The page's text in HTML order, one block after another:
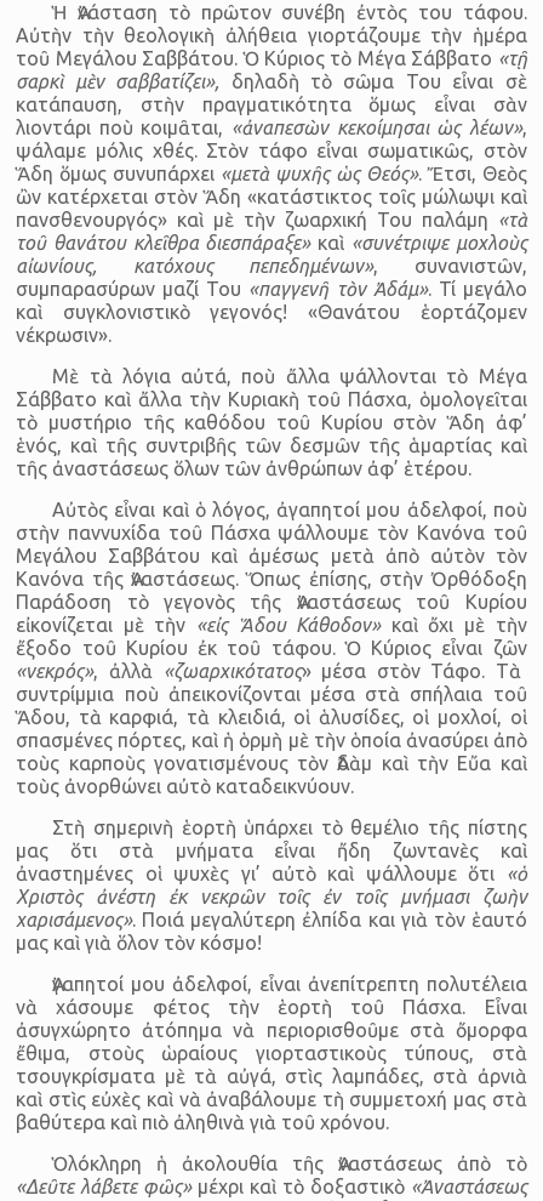
Ἡ Ἀνάσταση τὸ πρῶτον συνέβη ἐντὸς του τάφου.
Αὐτὴν τὴν θεολογικὴ ἀλήθεια γιορτάζουμε τὴν ἡμέρα
τοῦ Μεγάλου Σαββάτου. Ὁ Κύριος τὸ Μέγα Σάββατο «τῇ
σαρκὶ μὲν σαββατίζει», δηλαδὴ τὸ σῶμα Του εἶναι σὲ
κατάπαυση, στὴν πραγματικότητα ὅμως εἶναι σὰν
λιοντάρι ποὺ κοιμᾶται, «ἀναπεσὼν κεκοίμησαι ὡς λέων»,
ψάλαμε μόλις χθές. Στὸν τάφο εἶναι σωματικῶς, στὸν
Ἅδη ὅμως συνυπάρχει «μετὰ ψυχῆς ὡς Θεός». Ἔτσι, Θεὸς
ὢν κατέρχεται στὸν Ἅδη «κατάστικτος τοῖς μώλωψι καὶ
πανσθενουργός» καὶ μὲ τὴν ζωαρχική Του παλάμη «τὰ
τοῦ θανάτου κλεῖθρα διεσπάραξε»καὶ «συνέτριψε μοχλοὺς
αἰωνίους, κατόχους πεπεδημένων», συνανιστῶν,
συμπαρασύρων μαζί Του «παγγενῆ τὸν Ἀδάμ». Τί μεγάλο
καὶ συγκλονιστικὸ γεγονός! «Θανάτου ἑορτάζομεν
νέκρωσιν».
Μὲ τὰ λόγια αὐτά, ποὺ ἄλλα ψάλλονται τὸ Μέγα
Σάββατο καὶ ἄλλα τὴν Κυριακὴ τοῦ Πάσχα, ὁμολογεῖται
τὸ μυστήριο τῆς καθόδου τοῦ Κυρίου στὸν Ἅδη ἀφ’
ἑνός, καὶ τῆς συντριβῆς τῶν δεσμῶν τῆς ἁμαρτίας καὶ
τῆς ἀναστάσεως ὅλων τῶν ἀνθρώπων ἀφ’ ἑτέρου.
Αὐτὸς εἶναι καὶ ὁ λόγος, ἀγαπητοί μου ἀδελφοί, ποὺ
στὴν παννυχίδα τοῦ Πάσχα ψάλλουμε τὸν Κανόνα τοῦ
Μεγάλου Σαββάτου καὶ ἀμέσως μετὰ ἀπὸ αὐτὸν τὸν
Κανόνα τῆς Ἀναστάσεως. Ὅπως ἐπίσης, στὴν Ὀρθόδοξη
Παράδοση τὸ γεγονὸς τῆς Ἀναστάσεως τοῦ Κυρίου
εἰκονίζεται μὲ τὴν «εἰς Ἅδου Κάθοδον»καὶ ὄχι μὲ τὴν
ἔξοδο τοῦ Κυρίου ἐκ τοῦ τάφου. Ὁ Κύριος εἶναι ζῶν
«νεκρός», ἀλλὰ «ζωαρχικότατος» μέσα στὸν Τάφο. Τὰ
συντρίμμια ποὺ ἀπεικονίζονται μέσα στὰ σπήλαια τοῦ
Ἅδου, τὰ καρφιά, τὰ κλειδιά, οἱ ἁλυσίδες, οἱ μοχλοί, οἱ
σπασμένες πόρτες, καὶ ἡ ὁρμὴ μὲ τὴν ὁποία ἀνασύρει ἀπὸ
τοὺς καρποὺς γονατισμένους τὸν Ἀδὰμ καὶ τὴν Εὔα καὶ
τοὺς ἀνορθώνει αὐτὸ καταδεικνύουν.
Στὴ σημερινὴ ἑορτὴ ὑπάρχει τὸ θεμέλιο τῆς πίστης
μας ὅτι στὰ μνήματα εἶναι ἤδη ζωντανὲς καὶ
ἀναστημένες οἱ ψυχὲς γι’ αὐτὸ καὶ ψάλλουμε ὅτι «ὁ
Χριστὸς ἀνέστη ἐκ νεκρῶν τοῖς ἐν τοῖς μνήμασι ζωὴν
χαρισάμενος». Ποιά μεγαλύτερη ἐλπίδα και γιὰ τὸν ἑαυτό
μας καὶ γιὰ ὅλον τὸν κόσμο!
Ἀγαπητοί μου ἀδελφοί, εἶναι ἀνεπίτρεπτη πολυτέλεια
νὰ χάσουμε φέτος τὴν ἑορτὴ τοῦ Πάσχα. Εἶναι
ἀσυγχώρητο ἀτόπημα νὰ περιορισθοῦμε στὰ ὄμορφα
ἔθιμα, στοὺς ὡραίους γιορταστικοὺς τύπους, στὰ
τσουγκρίσματα μὲ τὰ αὐγά, στὶς λαμπάδες, στὰ ἀρνιὰ
καὶ στὶς εὐχὲς καὶ νὰ ἀναβάλουμε τὴ συμμετοχή μας στὰ
βαθύτερα καὶ πιὸ ἀληθινὰ γιὰ τοῦ χρόνου.
Ὁλόκληρη ἡ ἀκολουθία τῆς Ἀναστάσεως ἀπὸ τὸ
«Δεῦτε λάβετε φῶς»μέχρι καὶ τὸ δοξαστικὸ «Ἀναστάσεως